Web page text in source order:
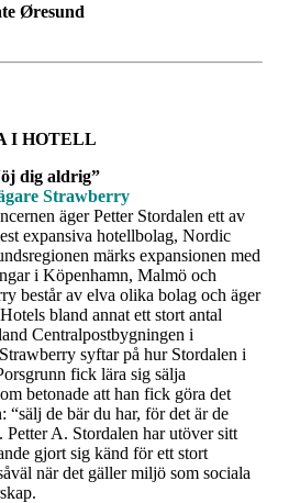
Øresund
I HOTELL
dig aldrig”
Strawberry
äger Petter Stordalen ett av
expansiva hotellbolag, Nordic
märks expansionen med
i Köpenhamn, Malmö och
består av elva olika bolag och äger
bland annat ett stort antal
Centralpostbygningen i
syftar på hur Stordalen i
fick lära sig sälja
betonade att han fick göra det
“sälj de bär du har, för det är de
Petter A. Stordalen har utöver sitt
gjort sig känd för ett stort
när det gäller miljö som sociala